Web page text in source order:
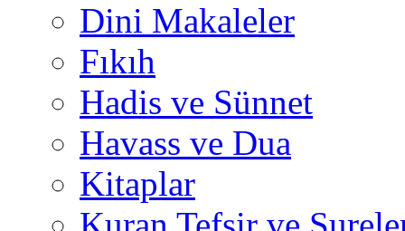
Dini Makaleler
Fıkıh
Hadis ve Sünnet
Havass ve Dua
Kitaplar